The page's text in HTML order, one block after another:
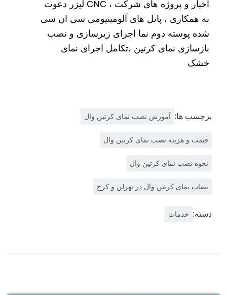
اخبار و پروژه های شرکت ، CNC لیزر دعوت
به همکاری ، پانل های آلومینیومی سی ان سی
شده پوسته دوم نما اجرای زیرسازی و نصب
بازسازی نمای کرتین ،تکامل اجرای نمای
خشک
برچسب ها: آموزش نصب نمای کرتین وال
قیمت و هزینه نصب نمای کرتین وال
نحوه نصب نمای کرتین وال
نصاب نمای کرتین وال در تهرلن و کرج
دسته: خدمات